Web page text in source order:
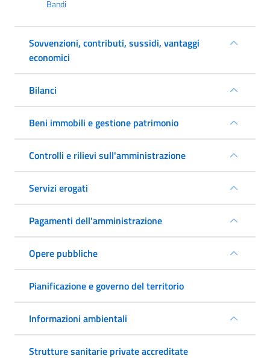
Bandi
Sovvenzioni, contributi, sussidi, vantaggi
economici
Bilanci
Beni immobili e gestione patrimonio
Controlli e rilievi sull'amministrazione
Servizi erogati
Pagamenti dell'amministrazione
Opere pubbliche
Pianificazione e governo del territorio
Informazioni ambientali
Strutture sanitarie private accreditate